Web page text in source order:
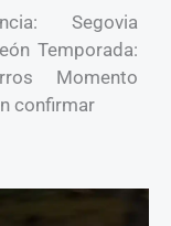
Segovia
Temporada:
Momento
confirmar